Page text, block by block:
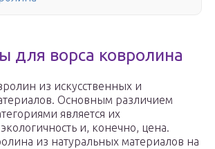
для ворса ковролина
из искусственных и
Основным различием
является их
и, конечно, цена.
из натуральных материалов на